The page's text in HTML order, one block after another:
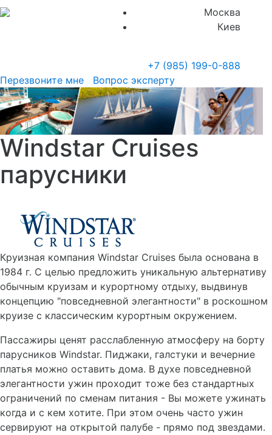
Москва
Киев
+7 (985) 199-0-888
Перезвоните мне
Вопрос эксперту
Windstar Cruises
парусники
Круизная компания Windstar Cruises была основана в
1984 г. С целью предложить уникальную альтернативу
обычным круизам и курортному отдыху, выдвинув
концепцию "повседневной элегантности" в роскошном
круизе с классическим курортным окружением.
Пассажиры ценят расслабленную атмосферу на борту
парусников Windstar. Пиджаки, галстуки и вечерние
платья можно оставить дома. В духе повседневной
элегантности ужин проходит тоже без стандартных
ограничений по сменам питания - Вы можете ужинать
когда и с кем хотите. При этом очень часто ужин
сервируют на открытой палубе - прямо под звездами.